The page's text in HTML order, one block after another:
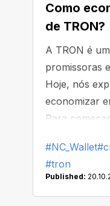
Como
de TRON?
A TRON é
promissoras
Hoje, nós
economizar
Para
#NC_Wallet
#tron
Published: